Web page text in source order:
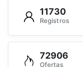
11730
Registros
72906
Ofertas